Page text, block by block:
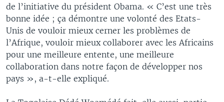
de l’initiative du président Obama. « C’est une très
bonne idée ; ça démontre une volonté des Etats-
Unis de vouloir mieux cerner les problèmes de
l’Afrique, vouloir mieux collaborer avec les Africains
pour une meilleure entente, une meilleure
collaboration dans notre façon de développer nos
pays », a-t-elle expliqué.